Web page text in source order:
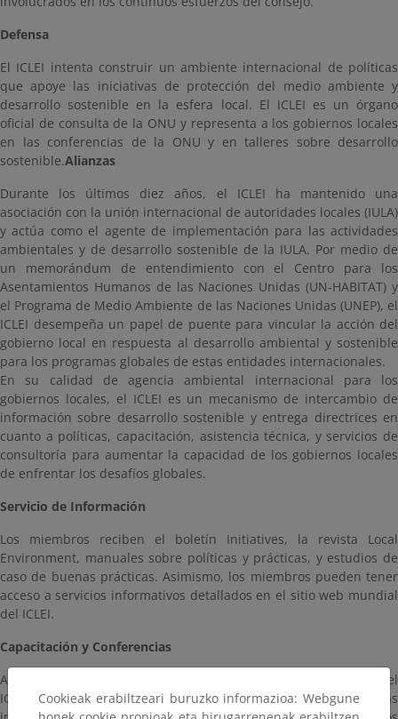
Defensa
El ICLEI intenta construir un ambiente internacional de políticas
que apoye las iniciativas de protección del medio ambiente y
desarrollo sostenible en la esfera local. El ICLEI es un órgano
oficial de consulta de la ONU y representa a los gobiernos locales
en las conferencias de la ONU y en talleres sobre desarrollo
sostenible.Alianzas
Durante los últimos diez años, el ICLEI ha mantenido una
asociación con la unión internacional de autoridades locales (IULA)
y actúa como el agente de implementación para las actividades
ambientales y de desarrollo sostenible de la IULA. Por medio de
un memorándum de entendimiento con el Centro para los
Asentamientos Humanos de las Naciones Unidas (UN-HABITAT) y
el Programa de Medio Ambiente de las Naciones Unidas (UNEP), el
ICLEI desempeña un papel de puente para vincular la acción del
gobierno local en respuesta al desarrollo ambiental y sostenible
para los programas globales de estas entidades internacionales.
En su calidad de agencia ambiental internacional para los
gobiernos locales, el ICLEI es un mecanismo de intercambio de
información sobre desarrollo sostenible y entrega directrices en
cuanto a políticas, capacitación, asistencia técnica, y servicios de
consultoría para aumentar la capacidad de los gobiernos locales
de enfrentar los desafíos globales.
Servicio de Información
Los miembros reciben el boletín Initiatives, la revista Local
Environment, manuales sobre políticas y prácticas, y estudios de
caso de buenas prácticas. Asimismo, los miembros pueden tener
acceso a servicios informativos detallados en el sitio web mundial
del ICLEI.
Capacitación y Conferencias
A través de sus campañas y del International Training Centre, el
ICLEI organiza oportunidades de capacitación y conferencias
Cookieak erabiltzeari buruzko informazioa: Webgune